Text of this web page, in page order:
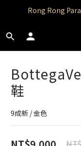
Rong Rong
Rong Rong
Rong Rong
Rong Rong
Rong Rong
鞋
9成新 / 金色